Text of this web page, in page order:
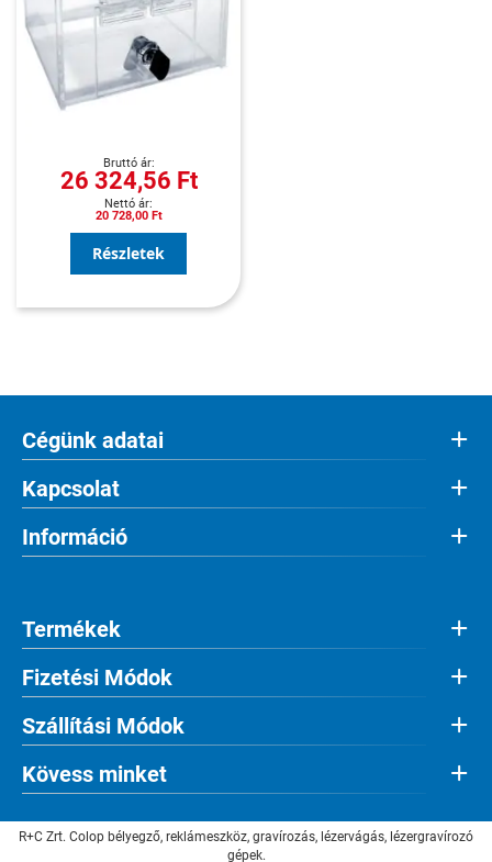
26 324,56 Ft
20 728,00 Ft
Részletek
Cégünk adatai
Kapcsolat
Információ
Termékek
Fizetési Módok
Szállítási Módok
Kövess minket
R+C Zrt. Colop bélyegző, reklámeszköz, gravírozás, lézervágás, lézergravírozó
gépek.